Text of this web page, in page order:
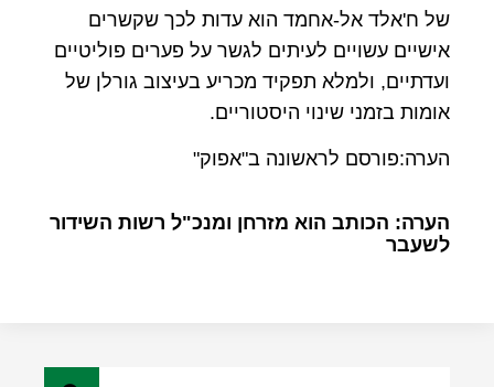
של ח'אלד אל-אחמד הוא עדות לכך שקשרים
אישיים עשויים לעיתים לגשר על פערים פוליטיים
ועדתיים, ולמלא תפקיד מכריע בעיצוב גורלן של
אומות בזמני שינוי היסטוריים.
הערה:פורסם לראשונה ב"אפוק"
הערה: הכותב הוא מזרחן ומנכ"ל רשות השידור
לשעבר